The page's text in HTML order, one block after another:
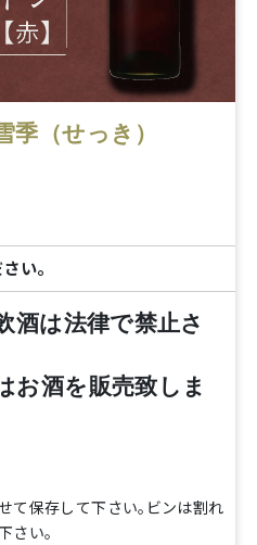
（せっき）
い。
酒は法律で禁止さ
お酒を販売致しま
て保存して下さい。ビンは割れ
さい。